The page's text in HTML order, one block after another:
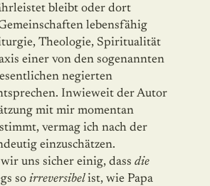
bleibt oder dort
lebensfähig
Theologie, Spiritualität
einer von den sogenannten
negierten
Inwieweit der Autor
mit mir momentan
vermag ich nach der
einzuschätzen.
uns sicher einig, dass die
so irreversibelist, wie Papa